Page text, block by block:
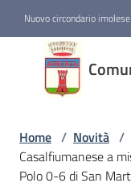
Nuovo circondario imolese
Comune di
Amministrazione
Home / Novità /
Casalfiumanese a
Polo 0-6 di San